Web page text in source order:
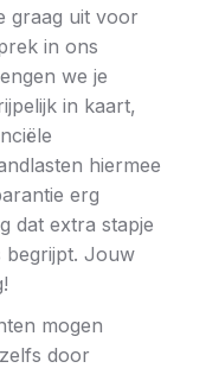
graag uit voor
in ons
we je
in kaart,
hiermee
erg
dat extra stapje
begrijpt. Jouw
mogen
door